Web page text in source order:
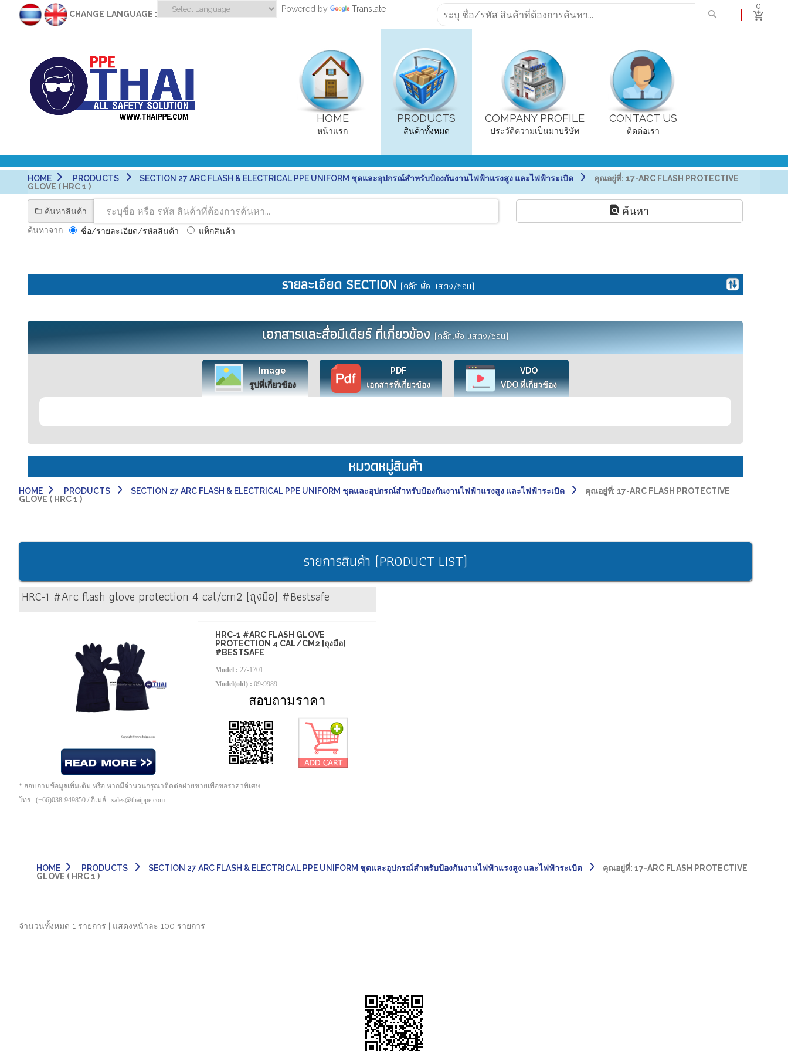
CHANGE LANGUAGE :
Powered by Translate 0
HOME
หน้าแรก
PRODUCTS
สินค้าทั้งหมด
COMPANY PROFILE
ประวัติความเป็นมาบริษัท
CONTACT US
ติดต่อเรา
HOME PRODUCTS SECTION 27 ARC FLASH & ELECTRICAL PPE UNIFORM ชุดและอุปกรณ์สำหรับป้องกันงานไฟฟ้าแรงสูง และไฟฟ้าระเบิด คุณอยู่ที่: 17-ARC FLASH PROTECTIVE
GLOVE ( HRC 1 )
ค้นหาสินค้า
ค้นหาจาก :
ชื่อ/รายละเอียด/รหัสสินค้า แท็กสินค้า
ค้นหา
รายละเอียด SECTION (คลิ๊กเพื่อ แสดง/ซ่อน)
เอกสารและสื่อมีเดียร์ ที่เกี่ยวข้อง(คลิ๊กเพื่อ แสดง/ซ่อน)
Image
รูปที่เกี่ยวข้อง
PDF
เอกสารที่เกี่ยวข้อง
VDO
VDO ที่เกี่ยวข้อง
หมวดหมู่สินค้า
HOME PRODUCTS SECTION 27 ARC FLASH & ELECTRICAL PPE UNIFORM ชุดและอุปกรณ์สำหรับป้องกันงานไฟฟ้าแรงสูง และไฟฟ้าระเบิด คุณอยู่ที่: 17-ARC FLASH PROTECTIVE
GLOVE ( HRC 1 )
รายการสินค้า (PRODUCT LIST)
HRC-1 #Arc flash glove protection 4 cal/cm2 [ถุงมือ] #Bestsafe
HRC-1 #ARC FLASH GLOVE
PROTECTION 4 CAL/CM2 [ถุงมือ]
#BESTSAFE
Model : 27-1701
Model(old) : 09-9989
สอบถามราคา
* สอบถามข้อมูลเพิ่มเติม หรือ หากมีจำนวนกรุณาติดต่อฝ่ายขายเพื่อขอราคาพิเศษ
โทร : (+66)038-949850 / อีเมล์ : sales@thaippe.com
HOME PRODUCTS SECTION 27 ARC FLASH & ELECTRICAL PPE UNIFORM ชุดและอุปกรณ์สำหรับป้องกันงานไฟฟ้าแรงสูง และไฟฟ้าระเบิด คุณอยู่ที่: 17-ARC FLASH PROTECTIVE
GLOVE ( HRC 1 )
จำนวนทั้งหมด 1 รายการ | แสดงหน้าละ 100 รายการ